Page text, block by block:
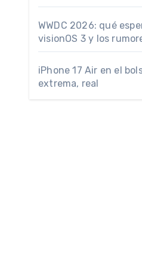
WWDC 2026: qué
visionOS 3 y los
iPhone 17 Air en el
extrema, real